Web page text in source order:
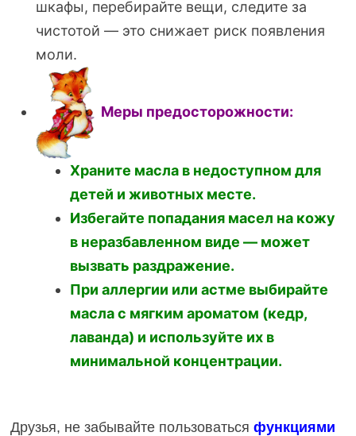
шкафы, перебирайте вещи, следите за
чистотой — это снижает риск появления
моли.
Меры предосторожности:
Храните масла в недоступном для
детей и животных месте.
Избегайте попадания масел на кожу
в неразбавленном виде — может
вызвать раздражение.
При аллергии или астме выбирайте
масла с мягким ароматом (кедр,
лаванда) и используйте их в
минимальной концентрации.
Друзья, не забывайте пользоваться функциями